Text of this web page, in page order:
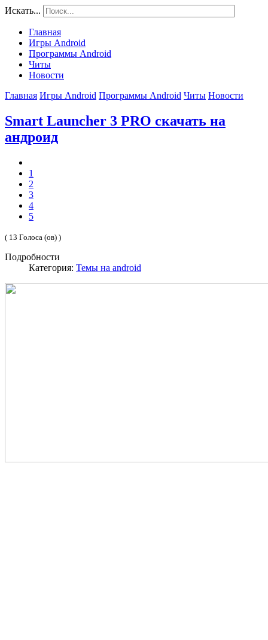
Искать...
Главная
Игры Android
Программы Android
Читы
Новости
Главная Игры Android Программы Android Читы Новости
Smart Launcher 3 PRO скачать на
андроид
1
2
3
4
5
( 13 Голоса (ов) )
Подробности
Категория: Темы на android